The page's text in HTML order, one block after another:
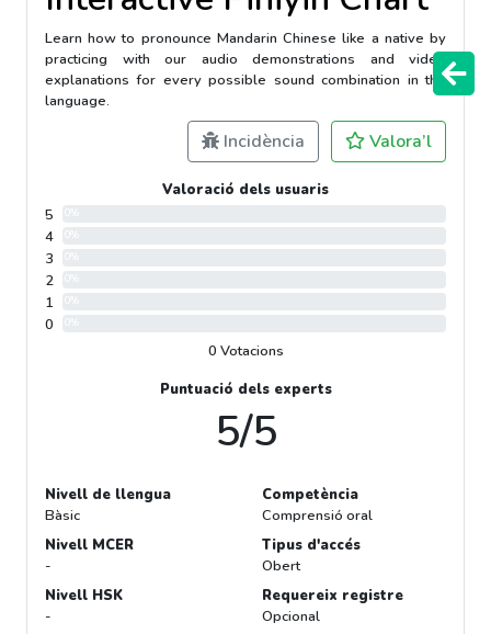
Learn how to pronounce Mandarin Chinese like a native by
practicing with our audio demonstrations and video
explanations for every possible sound combination in the
language.
Incidència Valora’l
Valoració dels usuaris
5
4
3
2
1
0
0 Votacions
Puntuació dels experts
5/5
Nivell de llengua
Bàsic
Nivell MCER
-
Nivell HSK
-
Competència
Comprensió oral
Tipus d'accés
Obert
Requereix registre
Opcional